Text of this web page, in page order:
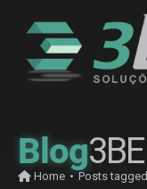
Blog3BE
Home • Posts tagged